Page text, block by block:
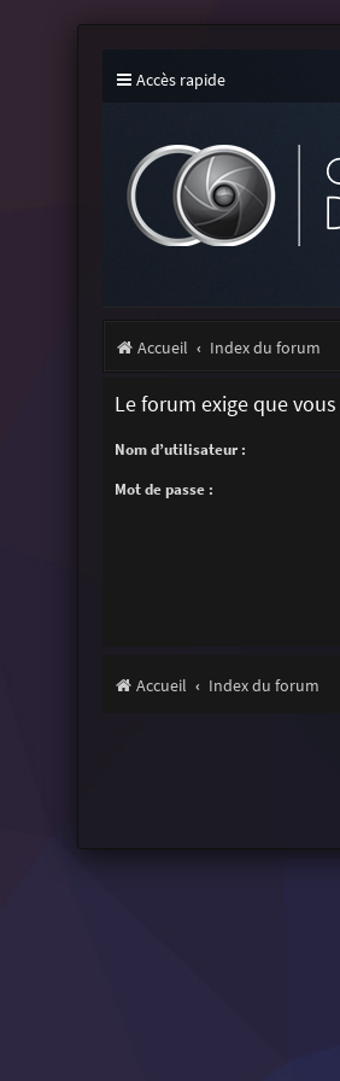
Accès rapide
Accueil Index du forum
Le forum exige que
Nom d’utilisateur :
Mot de passe :
Accueil Index du forum